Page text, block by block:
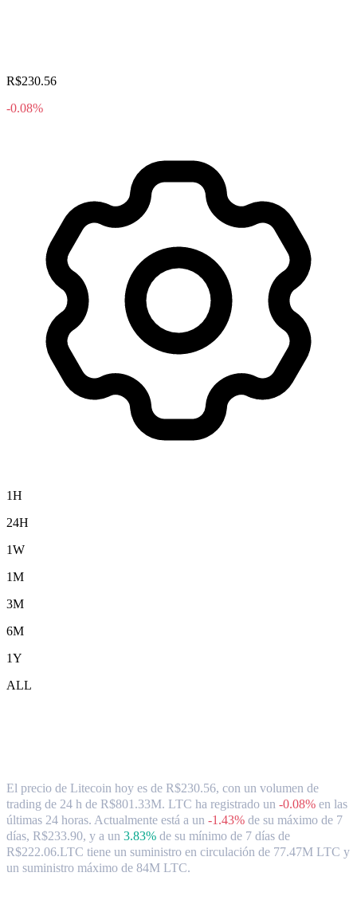
R$230.56
-0.08%
1H
24H
1W
1M
3M
6M
1Y
ALL
El precio de Litecoin hoy es de R$230.56, con un volumen de
trading de 24 h de R$801.33M. LTC ha registrado un -0.08% en las
últimas 24 horas. Actualmente está a un -1.43% de su máximo de 7
días, R$233.90, y a un 3.83% de su mínimo de 7 días de
R$222.06.LTC tiene un suministro en circulación de 77.47M LTC y
un suministro máximo de 84M LTC.